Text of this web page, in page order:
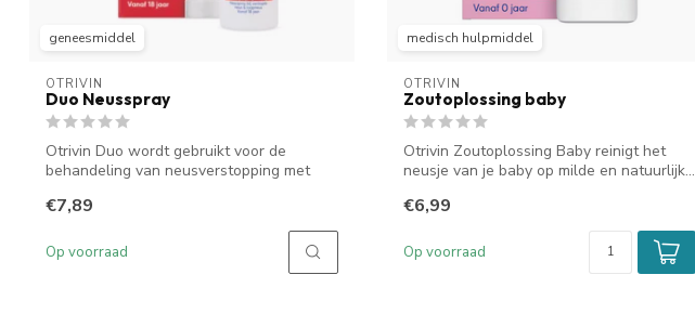
geneesmiddel
OTRIVIN
Duo Neusspray
Otrivin Duo wordt gebruikt voor de
behandeling van neusverstopping met
€7,89
Op voorraad
medisch hulpmiddel
OTRIVIN
Zoutoplossing baby
Otrivin Zoutoplossing Baby reinigt het
neusje van je baby op milde en natuurlijk...
€6,99
Op voorraad